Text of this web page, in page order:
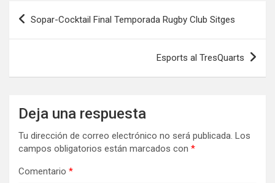
Navegación
Sopar-Cocktail Final Temporada Rugby Club Sitges
Esports al TresQuarts
Deja una respuesta
Tu dirección de correo electrónico no será publicada. Los
campos obligatorios están marcados con *
Comentario *